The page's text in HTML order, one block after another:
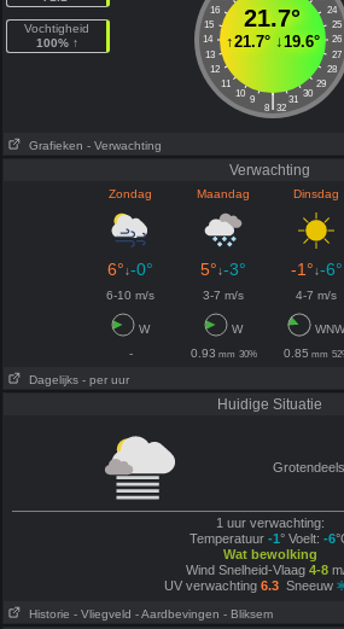
Vochtigheid
100% ↑
16
24
15
25
14
26
13
27
12
28
11
29
10
30
9 31
|
8 32
21.7°
↑21.7°↓19.6°
Grafieken - Verwachting
Verwachting
Zondag
Maandag Dinsdag
6°↓-0° 5°↓-3° -1°↓-6°
6-10 m/s 3-7 m/s 4-7 m/s
W W
-
0.93 mm 30% 0.85 mm
Dagelijks - per uur
Huidige Situatie
1 uur verwachting:
Temperatuur-1° Voelt:-6
Wat bewolking
Wind Snelheid-Vlaag 4-8
UV verwachting 6.3Sneeuw
Historie - Vliegveld - Aardbevingen - Bliksem